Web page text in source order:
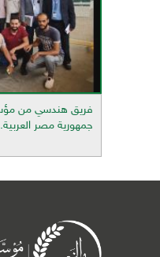
فريق هندسي من
جمهورية مصر العربية.